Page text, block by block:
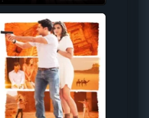
โคนัน ผ่าปริศนาปมมรณะ